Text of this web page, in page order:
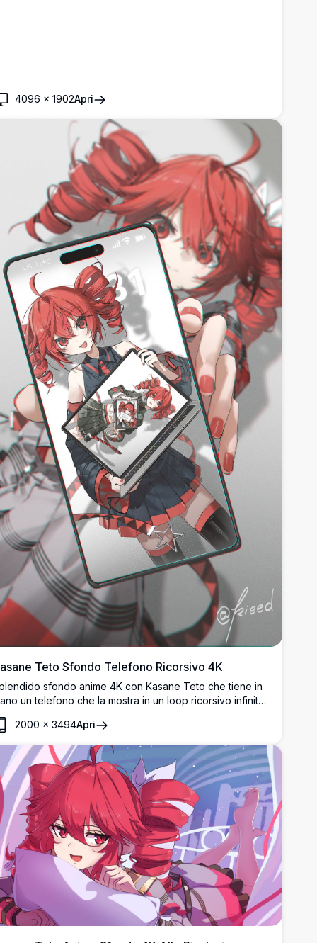
4096 × 1902Apri
Teto Sfondo Telefono Ricorsivo 4K
sfondo anime 4K con Kasane Teto che tiene in
un telefono che la mostra in un loop ricorsivo infinito.
ad alta risoluzione con vivaci capelli rossi, outfit
e illustrazione digitale a strati dell'artista kieed.
2000 × 3494Apri